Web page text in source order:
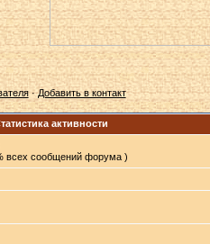
·Добавить в контакт
активности
всех сообщений форума )